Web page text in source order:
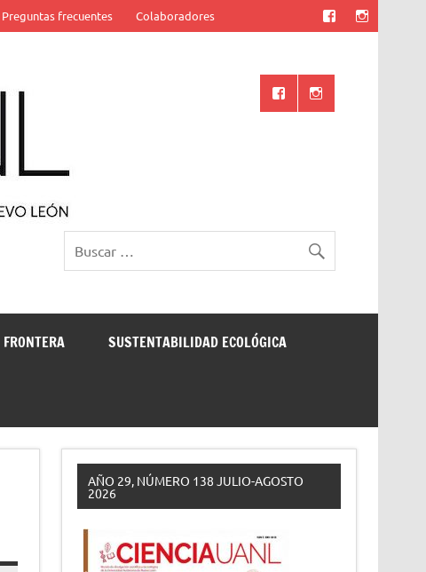
Preguntas frecuentes Colaboradores
Ciencia UANL
SUSTENTABILIDAD ECOLÓGICA
AÑO 29, NÚMERO 138 JULIO-AGOSTO
2026